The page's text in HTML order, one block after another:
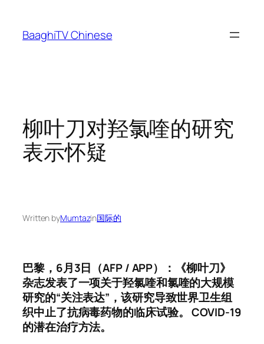
content
BaaghiTV Chinese
柳叶刀对羟氯喹的研究
表示怀疑
Written byMumtazin国际的
巴黎，6月3日（AFP / APP）：《柳叶刀》
杂志发表了一项关于羟氯喹和氯喹的大规模
研究的“关注表达”，该研究导致世界卫生组
织中止了抗病毒药物的临床试验。 COVID-19
的潜在治疗方法。